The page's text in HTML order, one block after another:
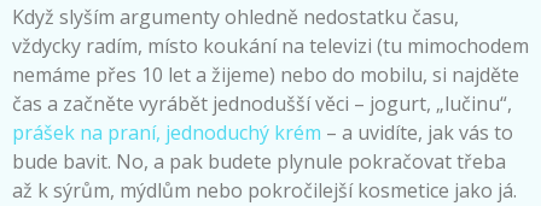
Když slyším argumenty ohledně nedostatku času,
vždycky radím, místo koukání na televizi (tu mimochodem
nemáme přes 10 let a žijeme) nebo do mobilu, si najděte
čas a začněte vyrábět jednodušší věci – jogurt, „lučinu“,
prášek na praní, jednoduchý krém – a uvidíte, jak vás to
bude bavit. No, a pak budete plynule pokračovat třeba
až k sýrům, mýdlům nebo pokročilejší kosmetice jako já.